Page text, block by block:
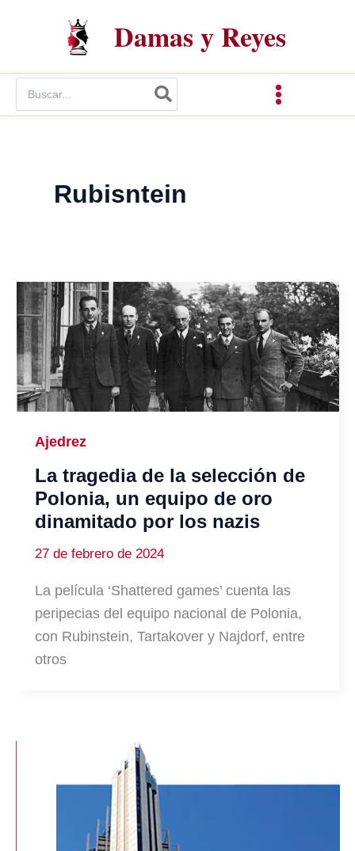
Damas y Reyes
por:
Rubisntein
Ajedrez
La tragedia de la selección de
Polonia, un equipo de oro
dinamitado por los nazis
27 de febrero de 2024
La película ‘Shattered games’ cuenta las
peripecias del equipo nacional de Polonia,
con Rubinstein, Tartakover y Najdorf, entre
otros